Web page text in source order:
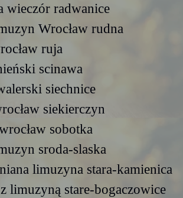
wieczór radwanice
Wrocław rudna
ruja
scinawa
siechnice
siekierczyn
sobotka
sroda-slaska
limuzyna stara-kamienica
limuzyną stare-bogaczowice